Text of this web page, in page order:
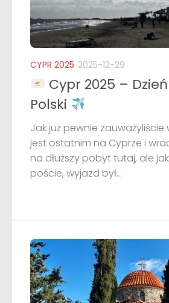
CYPR 2025 2025-12-29
Cypr 2025 –
Polski
Jak już pewnie zauważyliście
jest ostatnim na Cyprze i
na dłuższy pobyt tutaj, ale
poście, wyjazd był...